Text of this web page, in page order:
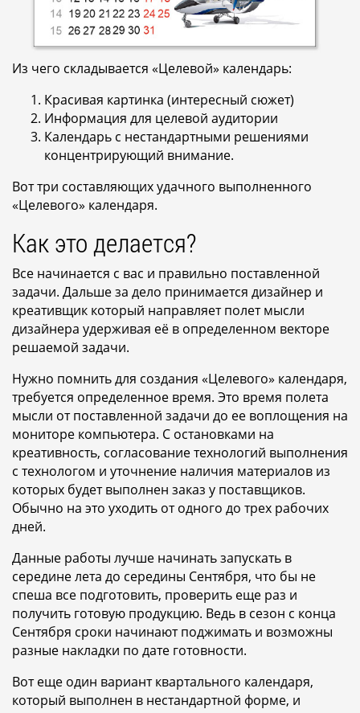
Из чего складывается «Целевой» календарь:
Красивая картинка (интересный сюжет)
Информация для целевой аудитории
Календарь с нестандартными решениями
концентрирующий внимание.
Вот три составляющих удачного выполненного
«Целевого» календаря.
Как это делается?
Все начинается с вас и правильно поставленной
задачи. Дальше за дело принимается дизайнер и
креативщик который направляет полет мысли
дизайнера удерживая её в определенном векторе
решаемой задачи.
Нужно помнить для создания «Целевого» календаря,
требуется определенное время. Это время полета
мысли от поставленной задачи до ее воплощения на
мониторе компьютера. С остановками на
креативность, согласование технологий выполнения
с технологом и уточнение наличия материалов из
которых будет выполнен заказ у поставщиков.
Обычно на это уходить от одного до трех рабочих
дней.
Данные работы лучше начинать запускать в
середине лета до середины Сентября, что бы не
спеша все подготовить, проверить еще раз и
получить готовую продукцию. Ведь в сезон с конца
Сентября сроки начинают поджимать и возможны
разные накладки по дате готовности.
Вот еще один вариант квартального календаря,
который выполнен в нестандартной форме, и